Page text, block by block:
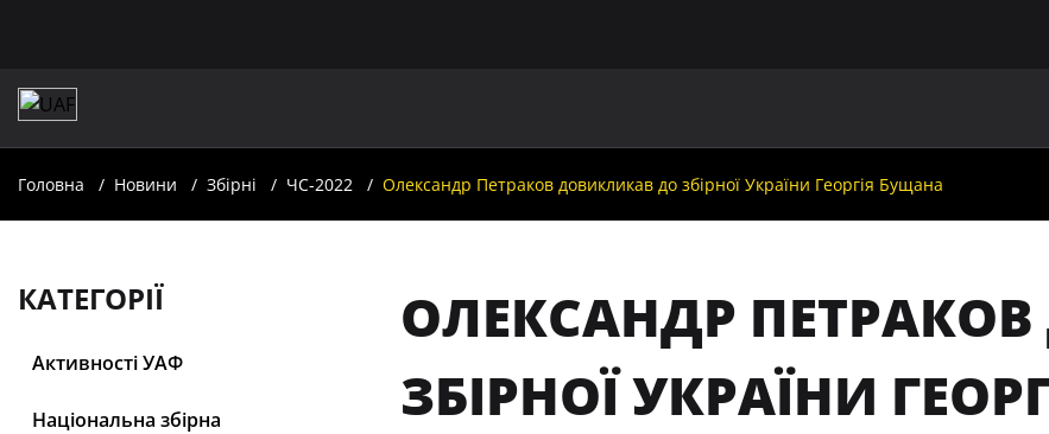
Головна Новини Збірні ЧС-2022 Олександр Петраков довикликав до збірної України Георгія Бущана
КАТЕГОРІЇ
Активності УАФ
Національна збірна
ОЛЕКСАНДР
ЗБІРНОЇ УКРАЇНИ